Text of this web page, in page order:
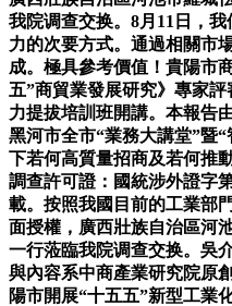
我院调查交换。8月11日，
力的次要方式。通過相關市
成。極具參考價值！貴陽市
五”商貿業發展研究》專家
力提拔培訓班開講。本報告
黑河市全市“業務大講堂”暨
下若何高質量招商及若何推
調查許可證：國統涉外證字
載。按照我國目前的工業部
面授權，廣西壯族自治區河
一行蒞臨我院调查交换。吳
與內容系中商產業研究院原
陽市開展“十五五”新型工業